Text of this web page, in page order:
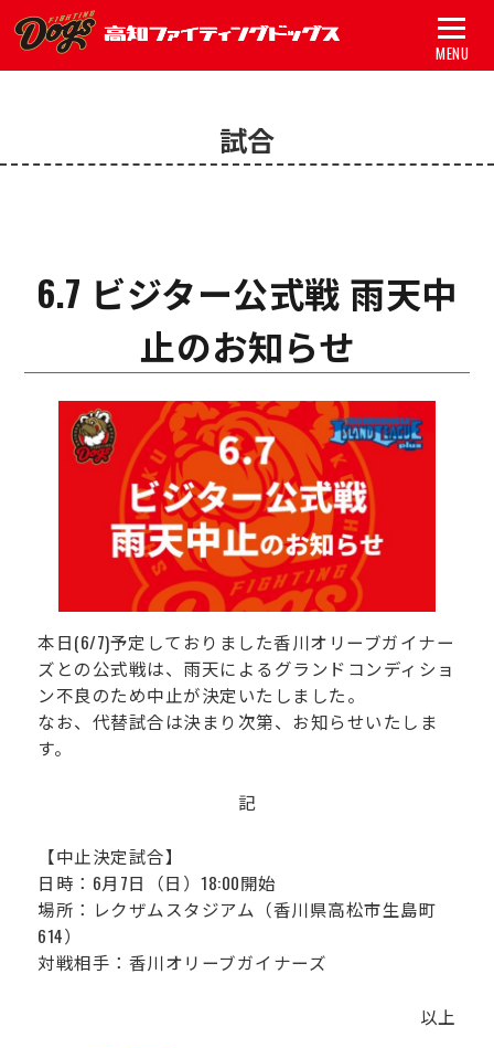
試合
6.7 ビジター公式戦 雨天中
止のお知らせ
本日(6/7)予定しておりました香川オリーブガイナー
ズとの公式戦は、雨天によるグランドコンディショ
ン不良のため中止が決定いたしました。
なお、代替試合は決まり次第、お知らせいたしま
す。
記
【中止決定試合】
日時：6月7日（日）18:00開始
場所：レクザムスタジアム（香川県高松市生島町
614）
対戦相手：香川オリーブガイナーズ
以上
MENU
試合
アカデミー
初心者ガイド